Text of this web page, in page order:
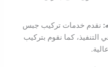
نقدم خدمات تركيب جبس
التنفيذ، كما نقوم بتركيب